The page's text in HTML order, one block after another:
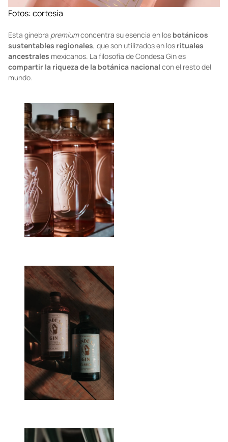
Fotos: cortesía
Esta ginebra premiumconcentra su esencia en los botánicos
sustentables regionales, que son utilizados en los rituales
ancestrales mexicanos. La filosofía de Condesa Gin es
compartir la riqueza de la botánica nacional con el resto del
mundo.